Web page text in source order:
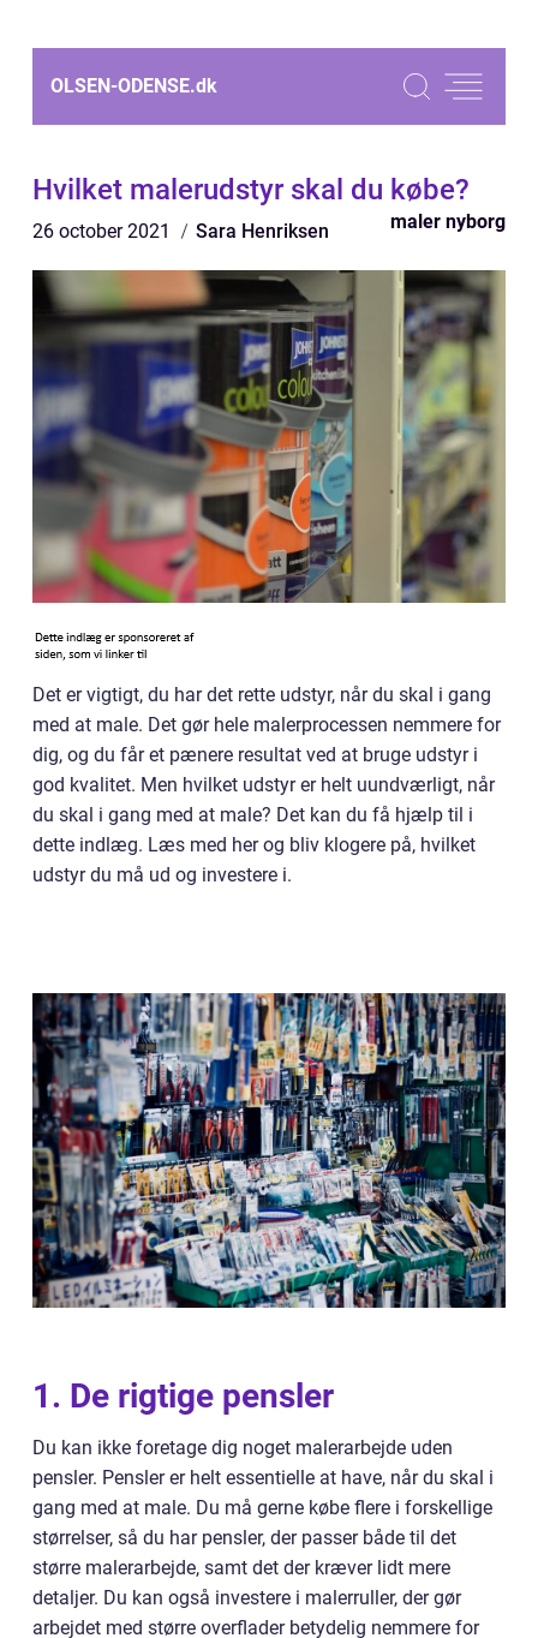
OLSEN-ODENSE.dk
Hvilket malerudstyr skal du købe?
26 october 2021 Sara Henriksen maler nyborg
Det er vigtigt, du har det rette udstyr, når du skal i gang
med at male. Det gør hele malerprocessen nemmere for
dig, og du får et pænere resultat ved at bruge udstyr i
god kvalitet. Men hvilket udstyr er helt uundværligt, når
du skal i gang med at male? Det kan du få hjælp til i
dette indlæg. Læs med her og bliv klogere på, hvilket
udstyr du må ud og investere i.
1. De rigtige pensler
Du kan ikke foretage dig noget malerarbejde uden
pensler. Pensler er helt essentielle at have, når du skal i
gang med at male. Du må gerne købe flere i forskellige
størrelser, så du har pensler, der passer både til det
større malerarbejde, samt det der kræver lidt mere
detaljer. Du kan også investere i malerruller, der gør
arbejdet med større overflader betydelig nemmere for